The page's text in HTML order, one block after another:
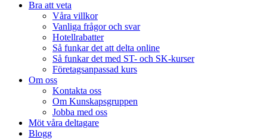
Bra att veta
Våra villkor
Vanliga frågor och svar
Hotellrabatter
Så funkar det att delta online
Så funkar det med ST- och SK-kurser
Företagsanpassad kurs
Om oss
Kontakta oss
Om Kunskapsgruppen
Jobba med oss
Möt våra deltagare
Blogg